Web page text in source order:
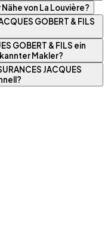
von La Louvière?
GOBERT & FILS
GOBERT & FILS ein
Makler?
JACQUES